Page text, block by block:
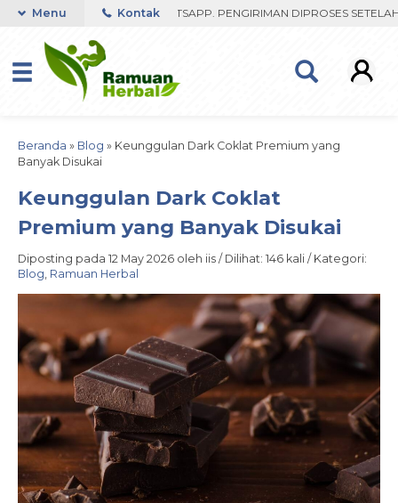
ORDER VIA WHATSAPP. PENGIRIMAN DIPROSES SETELAH
Menu Kontak
Beranda » Blog » Keunggulan Dark Coklat Premium yang
Banyak Disukai
Keunggulan Dark Coklat
Premium yang Banyak Disukai
Diposting pada 12 May 2026 oleh iis / Dilihat: 146 kali / Kategori:
Blog, Ramuan Herbal